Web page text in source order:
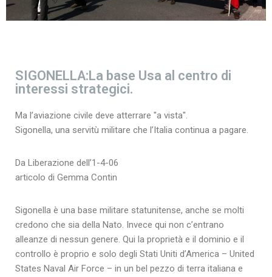
SIGONELLA:La base Usa al centro di
interessi strategici.
Ma l’aviazione civile deve atterrare "a vista".
Sigonella, una servitù militare che l’Italia continua a pagare.
Da Liberazione dell’1-4-06
articolo di Gemma Contin
Sigonella è una base militare statunitense, anche se molti
credono che sia della Nato. Invece qui non c’entrano
alleanze di nessun genere. Qui la proprietà e il dominio e il
controllo è proprio e solo degli Stati Uniti d’America – United
States Naval Air Force – in un bel pezzo di terra italiana e